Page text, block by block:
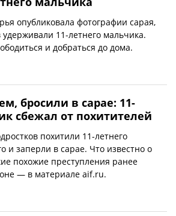
опубликовала фотографии сарая,
удерживали 11-летнего мальчика.
и добраться до дома.
бросили в сарае: 11-
сбежал от похитителей
похитили 11-летнего
и заперли в сарае. Что известно о
похожие преступления ранее
— в материале aif.ru.